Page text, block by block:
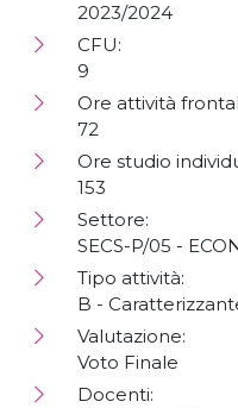
2023/2024
CFU:
9
Ore attività
72
Ore studio
153
Settore:
SECS-P/05 -
Tipo attività:
B -
Valutazione:
Voto Finale
Docenti: